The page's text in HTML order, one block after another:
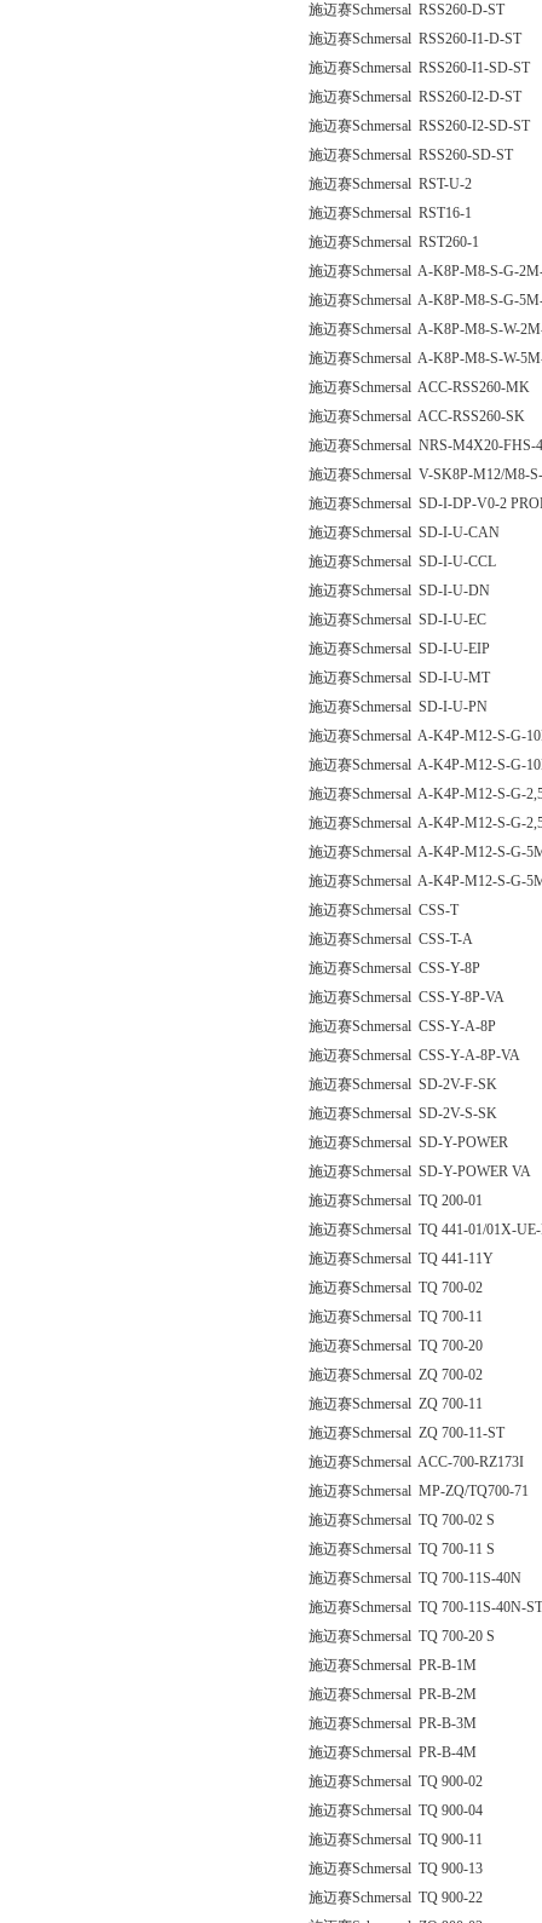
施迈赛Schmersal RSS260-D-ST
施迈赛Schmersal RSS260-I1-D-ST
施迈赛Schmersal RSS260-I1-SD-ST
施迈赛Schmersal RSS260-I2-D-ST
施迈赛Schmersal RSS260-I2-SD-ST
施迈赛Schmersal RSS260-SD-ST
施迈赛Schmersal RST-U-2
施迈赛Schmersal RST16-1
施迈赛Schmersal RST260-1
施迈赛Schmersal A-K8P-M8-S-G-
施迈赛Schmersal A-K8P-M8-S-G-
施迈赛Schmersal A-K8P-M8-S-W-
施迈赛Schmersal A-K8P-M8-S-W-
施迈赛Schmersal ACC-RSS260-MK
施迈赛Schmersal ACC-RSS260-SK
施迈赛Schmersal NRS-M4X20-FHS-
施迈赛Schmersal V-SK8P-M12/M8-
施迈赛Schmersal SD-I-DP-V0-2
施迈赛Schmersal SD-I-U-CAN
施迈赛Schmersal SD-I-U-CCL
施迈赛Schmersal SD-I-U-DN
施迈赛Schmersal SD-I-U-EC
施迈赛Schmersal SD-I-U-EIP
施迈赛Schmersal SD-I-U-MT
施迈赛Schmersal SD-I-U-PN
施迈赛Schmersal A-K4P-M12-S-G-
施迈赛Schmersal A-K4P-M12-S-G-
施迈赛Schmersal A-K4P-M12-S-G-
施迈赛Schmersal A-K4P-M12-S-G-
施迈赛Schmersal A-K4P-M12-S-G-
施迈赛Schmersal A-K4P-M12-S-G-
施迈赛Schmersal CSS-T
施迈赛Schmersal CSS-T-A
施迈赛Schmersal CSS-Y-8P
施迈赛Schmersal CSS-Y-8P-VA
施迈赛Schmersal CSS-Y-A-8P
施迈赛Schmersal CSS-Y-A-8P-VA
施迈赛Schmersal SD-2V-F-SK
施迈赛Schmersal SD-2V-S-SK
施迈赛Schmersal SD-Y-POWER
施迈赛Schmersal SD-Y-POWER VA
施迈赛Schmersal TQ 200-01
施迈赛Schmersal TQ 441-01/01X-
施迈赛Schmersal TQ 441-11Y
施迈赛Schmersal TQ 700-02
施迈赛Schmersal TQ 700-11
施迈赛Schmersal TQ 700-20
施迈赛Schmersal ZQ 700-02
施迈赛Schmersal ZQ 700-11
施迈赛Schmersal ZQ 700-11-ST
施迈赛Schmersal ACC-700-RZ173I
施迈赛Schmersal MP-ZQ/TQ700-71
施迈赛Schmersal TQ 700-02 S
施迈赛Schmersal TQ 700-11 S
施迈赛Schmersal TQ 700-11S-40N
施迈赛Schmersal TQ 700-11S-40N-ST
施迈赛Schmersal TQ 700-20 S
施迈赛Schmersal PR-B-1M
施迈赛Schmersal PR-B-2M
施迈赛Schmersal PR-B-3M
施迈赛Schmersal PR-B-4M
施迈赛Schmersal TQ 900-02
施迈赛Schmersal TQ 900-04
施迈赛Schmersal TQ 900-11
施迈赛Schmersal TQ 900-13
施迈赛Schmersal TQ 900-22